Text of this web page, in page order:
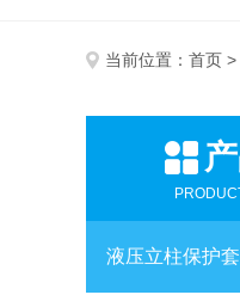
当前位置： 首页 >
液压立柱保护套